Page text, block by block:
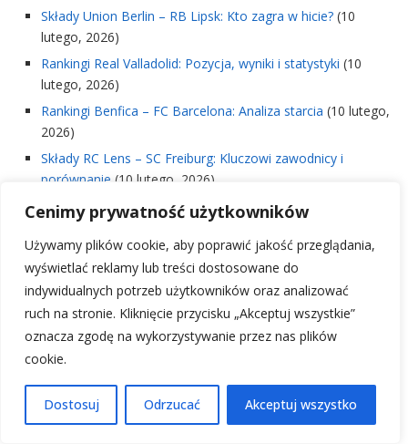
Cenimy prywatność użytkowników
Używamy plików cookie, aby poprawić jakość przeglądania,
wyświetlać reklamy lub treści dostosowane do
indywidualnych potrzeb użytkowników oraz analizować
ruch na stronie. Kliknięcie przycisku „Akceptuj wszystkie”
oznacza zgodę na wykorzystywanie przez nas plików
cookie.
Dostosuj Odrzucać Akceptuj wszystko
Składy Union Berlin – RB Lipsk: Kto zagra w hicie? (10
lutego, 2026)
Rankingi Real Valladolid: Pozycja, wyniki i statystyki (10
lutego, 2026)
Rankingi Benfica – FC Barcelona: Analiza starcia (10 lutego,
2026)
Składy RC Lens – SC Freiburg: Kluczowi zawodnicy i
porównanie (10 lutego, 2026)
Składy: Stade Rennais – Olympique Marsylia: Kto zagra?
(10 lutego, 2026)
Athletic Bilbao: Rozgrywki – Sezon, Terminarz i Wyniki (10
lutego, 2026)
Składy: Arsenal FC – Crystal Palace: Oficjalne składy
lutego, 2026)
Ranking znicz pruszków: Najlepsze wybory i porównanie
(10 lutego, 2026)
Składy: Al Taawon – Al-Ittihad: Analiza i porównanie
lutego, 2026)